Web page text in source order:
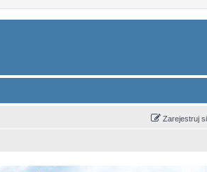
Zarejestruj